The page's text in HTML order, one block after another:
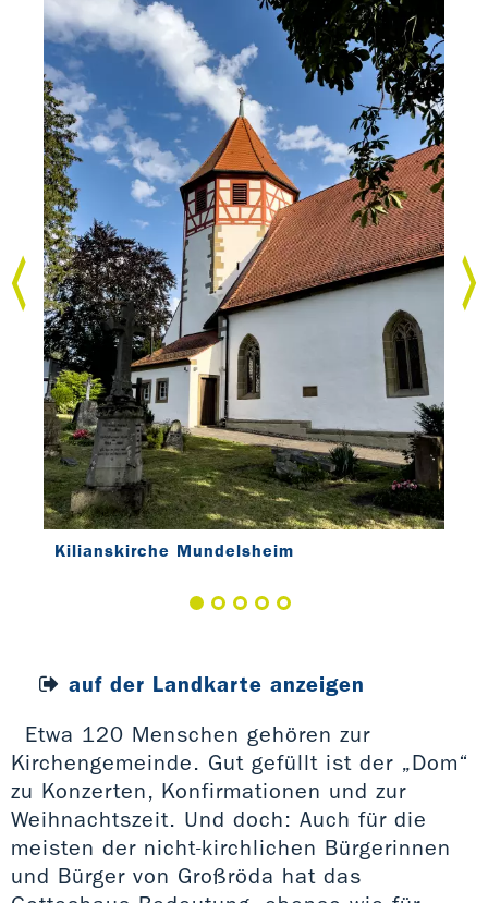
Kilianskirche Mundelsheim
auf der Landkarte anzeigen
Etwa 120 Menschen gehören zur
Kirchengemeinde. Gut gefüllt ist der „Dom“
zu Konzerten, Konfirmationen und zur
Weihnachtszeit. Und doch: Auch für die
meisten der nicht-kirchlichen Bürgerinnen
und Bürger von Großröda hat das